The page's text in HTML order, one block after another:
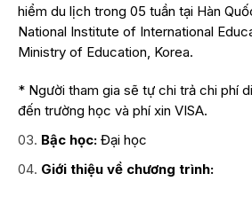
hiểm du lịch trong 05 tuần tại Hàn
National Institute of International
Ministry of Education, Korea.
* Người tham gia sẽ tự chi trả chi phí
đến trường học và phí xin VISA.
Bậc học: Đại học
Giới thiệu về chương trình: